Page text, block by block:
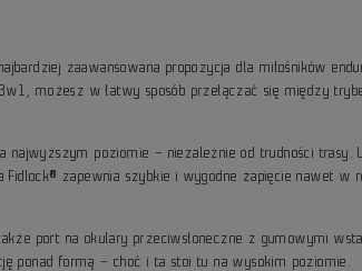
zaawansowana propozycja dla miłośników
możesz w łatwy sposób przełączać się między
najwyższym poziomie – niezależnie od trudności trasy.
Fidlock® zapewnia szybkie i wygodne zapięcie nawet
port na okulary przeciwsłoneczne z gumowymi
ponad formą – choć i ta stoi tu na wysokim poziomie.